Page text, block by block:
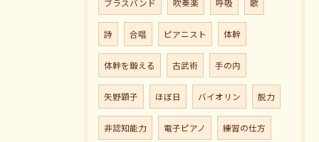
ブラスバンド 吹奏楽 呼吸 歌
詩 合唱 ピアニスト 体幹
体幹を鍛える 古武術 手の内
矢野顕子 ほぼ日 バイオリン 脱力
非認知能力 電子ピアノ 練習の仕方